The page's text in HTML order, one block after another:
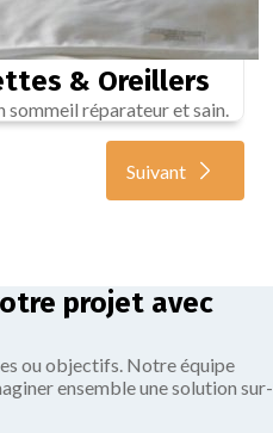
& Oreillers
sommeil réparateur et sain.
Suivant
projet avec
ou objectifs. Notre équipe
ensemble une solution sur-